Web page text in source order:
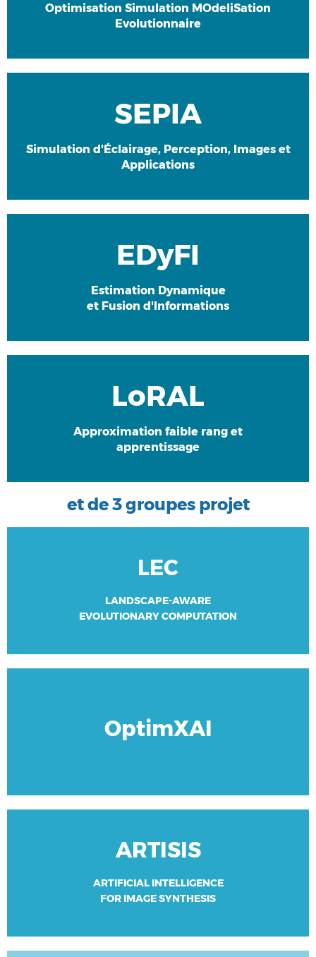
Optimisation Simulation MOdeliSation
Evolutionnaire
Découvrir l'équipe
SEPIA
Simulation d'Éclairage, Perception, Images et
Applications
Découvrir l'équipe
EDyFI
Estimation Dynamique
et Fusion d'Informations
Découvrir l'équipe
LoRAL
Approximation faible rang et
apprentissage
et de 3 groupes projet
LEC
LANDSCAPE-AWARE
EVOLUTIONARY COMPUTATION
Découvrir le groupe
OptimXAI
Découvrir le groupe
ARTISIS
ARTIFICIAL INTELLIGENCE
FOR IMAGE SYNTHESIS